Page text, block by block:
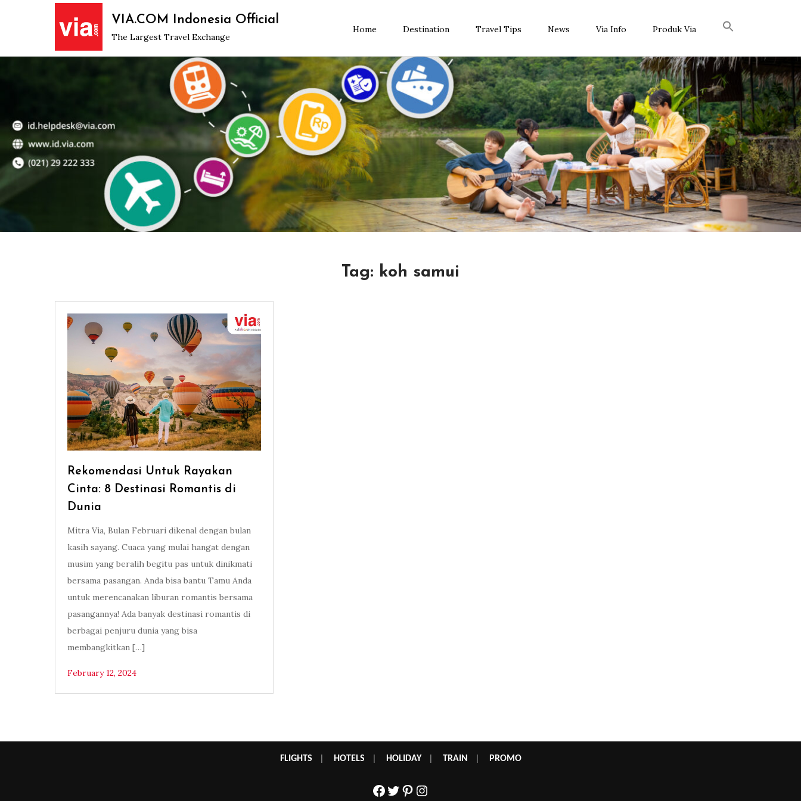
VIA.COM Indonesia Official
The Largest Travel Exchange
Home Destination Travel Tips News Via Info Produk Via
Tag: koh samui
Rekomendasi Untuk Rayakan
Cinta: 8 Destinasi Romantis di
Dunia
Mitra Via, Bulan Februari dikenal dengan bulan
kasih sayang. Cuaca yang mulai hangat dengan
musim yang beralih begitu pas untuk dinikmati
bersama pasangan. Anda bisa bantu Tamu Anda
untuk merencanakan liburan romantis bersama
pasangannya! Ada banyak destinasi romantis di
berbagai penjuru dunia yang bisa
membangkitkan […]
February 12, 2024
FLIGHTS HOTELS HOLIDAY| TRAIN PROMO
Facebook
Twitter
Pinterest
Instagram